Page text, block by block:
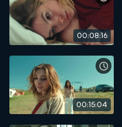
00:08:16
00:15:04